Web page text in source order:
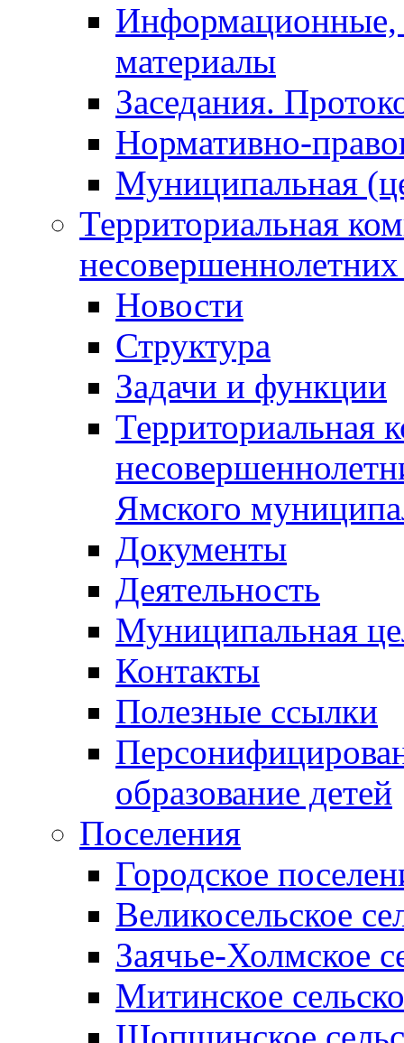
Информационные,
материалы
Заседания.
Нормативно-
Муниципальная
Территориальная
Новости
Структура
Задачи и функции
Территориальная
Ямского
Документы
Деятельность
Муниципальная
Контакты
Полезные ссылки
образование детей
Поселения
Городское
Великосельское
Заячье-Холмское
Митинское